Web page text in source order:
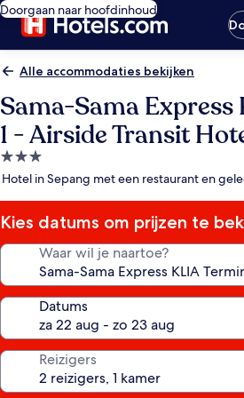
Doorgaan naar hoofdinhoud
Alle accommodaties bekijken
Sama-Sama Express
1 - Airside Transit
3.0-
sterrenaccommodatie
Hotel in Sepang met een restaurant en
Kies datums om prijzen te
Waar wil je naartoe?
Datums
Reizigers